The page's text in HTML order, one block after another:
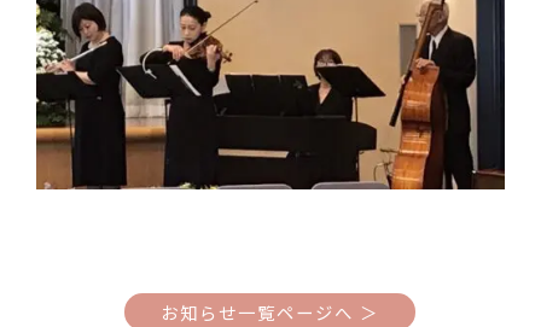
お知らせ一覧ページへ ＞